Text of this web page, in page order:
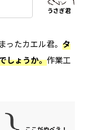
たカエル君。 タ
しょうか。作業工